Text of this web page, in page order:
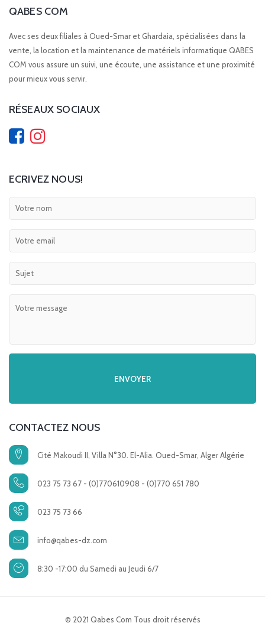
QABES COM
Avec ses deux filiales à Oued-Smar et Ghardaia, spécialisées dans la
vente, la location et la maintenance de matériels informatique QABES
COM vous assure un suivi, une écoute, une assistance et une proximité
pour mieux vous servir.
RÉSEAUX SOCIAUX
ECRIVEZ NOUS!
CONTACTEZ NOUS
Cité Makoudi II, Villa N°30. El-Alia. Oued-Smar, Alger Algérie
023 75 73 67 - (0)770610908 - (0)770 651 780
023 75 73 66
info@qabes-dz.com
8:30 -17:00 du Samedi au Jeudi 6/7
© 2021 Qabes Com Tous droit réservés